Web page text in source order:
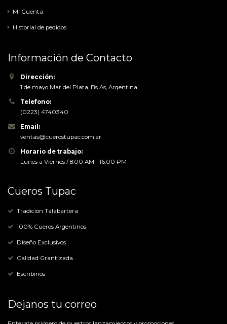
Mi Cuenta
Historial de pedidos
Información de Contacto
Dirección:
1 de mayo Mar del Plata, Bs As, Argentina.
Telefono:
(0223) 4740340
Email:
ventas@cuerostupac.com.ar
Horario de trabajo:
Lunes a Viernes / 8:00 AM - 16:00 PM
Cueros Tupac
Tradición Talabartera
100% Cueros Argentinos
Diseño Exclusivos
Calidad Grantizada
Escribinos
Dejanos tu correo